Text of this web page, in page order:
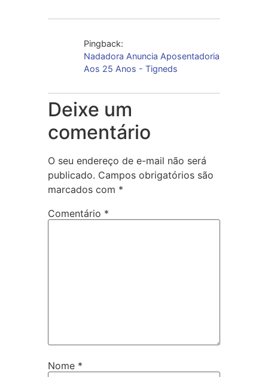
Pingback:
Nadadora Anuncia Aposentadoria
Aos 25 Anos - Tigneds
Deixe um
comentário
O seu endereço de e-mail não será
publicado. Campos obrigatórios são
marcados com *
Comentário *
Nome *